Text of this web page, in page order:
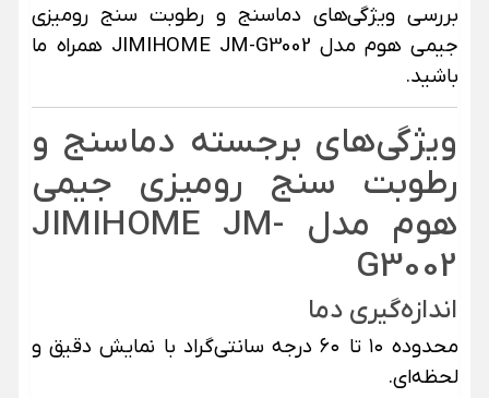
بررسی ویژگی‌های دماسنج و رطوبت سنج رومیزی
جیمی هوم مدل JIMIHOME JM-G3002 همراه ما
باشید.
ویژگی‌های برجسته دماسنج و
رطوبت سنج رومیزی جیمی
هوم مدل JIMIHOME JM-
G3002
اندازه‌گیری دما
محدوده ۱۰ تا ۶۰ درجه سانتی‌گراد با نمایش دقیق و
لحظه‌ای.